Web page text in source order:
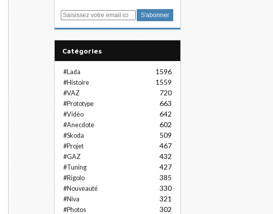
E
Catégories
#Lada 1596
#Histoire 1559
#VAZ 720
#Prototype 663
#Vidéo 642
#Anecdote 602
#Skoda 509
#Projet 467
#GAZ 432
#Tuning 427
#Rigolo 385
#Nouveauté 330
#Niva 321
#Photos 302